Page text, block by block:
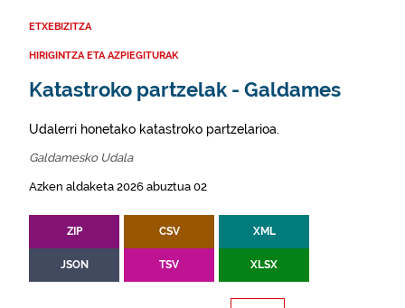
ETXEBIZITZA
HIRIGINTZA ETA AZPIEGITURAK
Katastroko partzelak - Galdames
Udalerri honetako katastroko partzelarioa.
Galdamesko Udala
Azken aldaketa 2026 abuztua 02
ZIP CSV XML
JSON TSV XLSX